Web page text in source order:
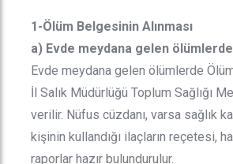
1-Ölüm Belgesinin Alınması
a) Evde meydana gelen
Evde meydana gelen ölümlerde
İl Salık Müdürlüğü Toplum Sağlığı
verilir. Nüfus cüzdanı, varsa sağlık
kişinin kullandığı ilaçların reçetesi,
raporlar hazır bulundurulur.